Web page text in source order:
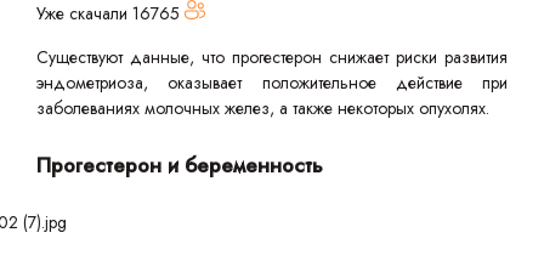
Уже скачали 16765
Существуют данные, что прогестерон снижает риски развития
эндометриоза, оказывает положительное действие при
заболеваниях молочных желез, а также некоторых опухолях.
Прогестерон и беременность